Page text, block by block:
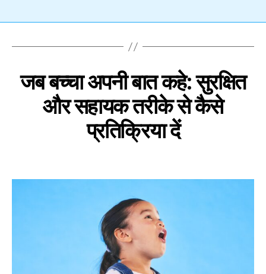
जब बच्चा अपनी बात कहे: सुरक्षित
और सहायक तरीके से कैसे
प्रतिक्रिया दें